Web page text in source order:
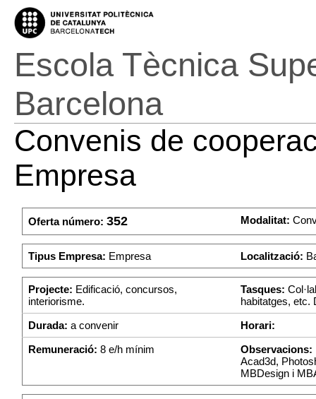
Escola Tècnica
Barcelona
Convenis de
Empresa
Oferta número: 352 Modalitat:
Tipus Empresa: Empresa Localització:
Projecte: Edificació, concursos,
interiorisme.
Tasques:
habitatges, etc.
Durada: a convenir
Horari:
Remuneració: 8 e/h mínim Observacions:
Acad3d,
MBDesign i